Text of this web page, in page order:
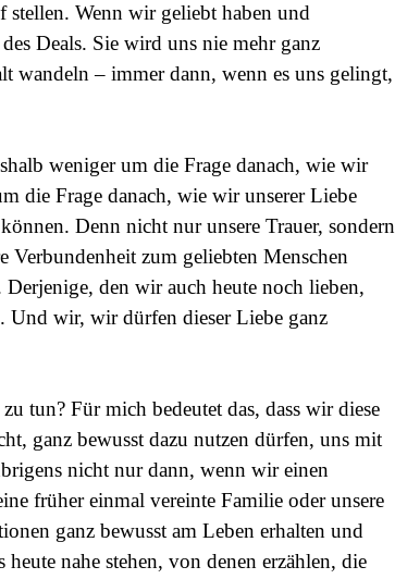
Wenn wir geliebt haben und
Deals. Sie wird uns nie mehr ganz
wandeln – immer dann, wenn es uns gelingt,
weniger um die Frage danach, wie wir
die Frage danach, wie wir unserer Liebe
Denn nicht nur unsere Trauer, sondern
Verbundenheit zum geliebten Menschen
den wir auch heute noch lieben,
Und wir, wir dürfen dieser Liebe ganz
tun? Für mich bedeutet das, dass wir diese
ganz bewusst dazu nutzen dürfen, uns mit
nicht nur dann, wenn wir einen
früher einmal vereinte Familie oder unsere
ganz bewusst am Leben erhalten und
nahe stehen, von denen erzählen, die